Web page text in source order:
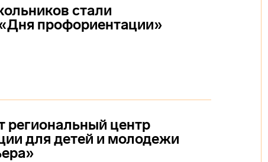
стали
профориентации»
региональный центр
для детей и молодежи